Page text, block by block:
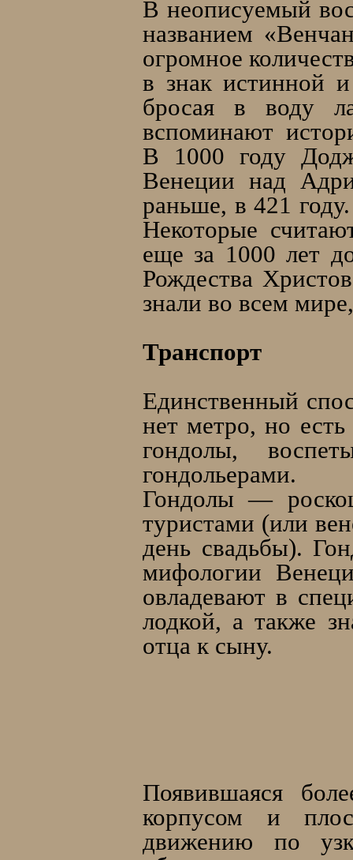
В неописуемый
названием
огромное
в знак истинной
бросая в воду
вспоминают
В 1000 году
Венеции над
раньше, в 421
Некоторые
еще за 1000 лет
Рождества
знали во всем
Транспорт
Единственный
нет метро, но
гондолы,
гондольерами.
Гондолы —
туристами (или
день свадьбы).
мифологии
овладевают в
лодкой, а также
отца к сыну.
Появившаяся
корпусом и
движению по